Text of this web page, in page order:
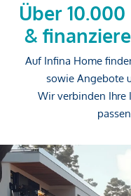
Über
&
Auf Infina Home
sowie Angebote
Wir verbinden Ihre